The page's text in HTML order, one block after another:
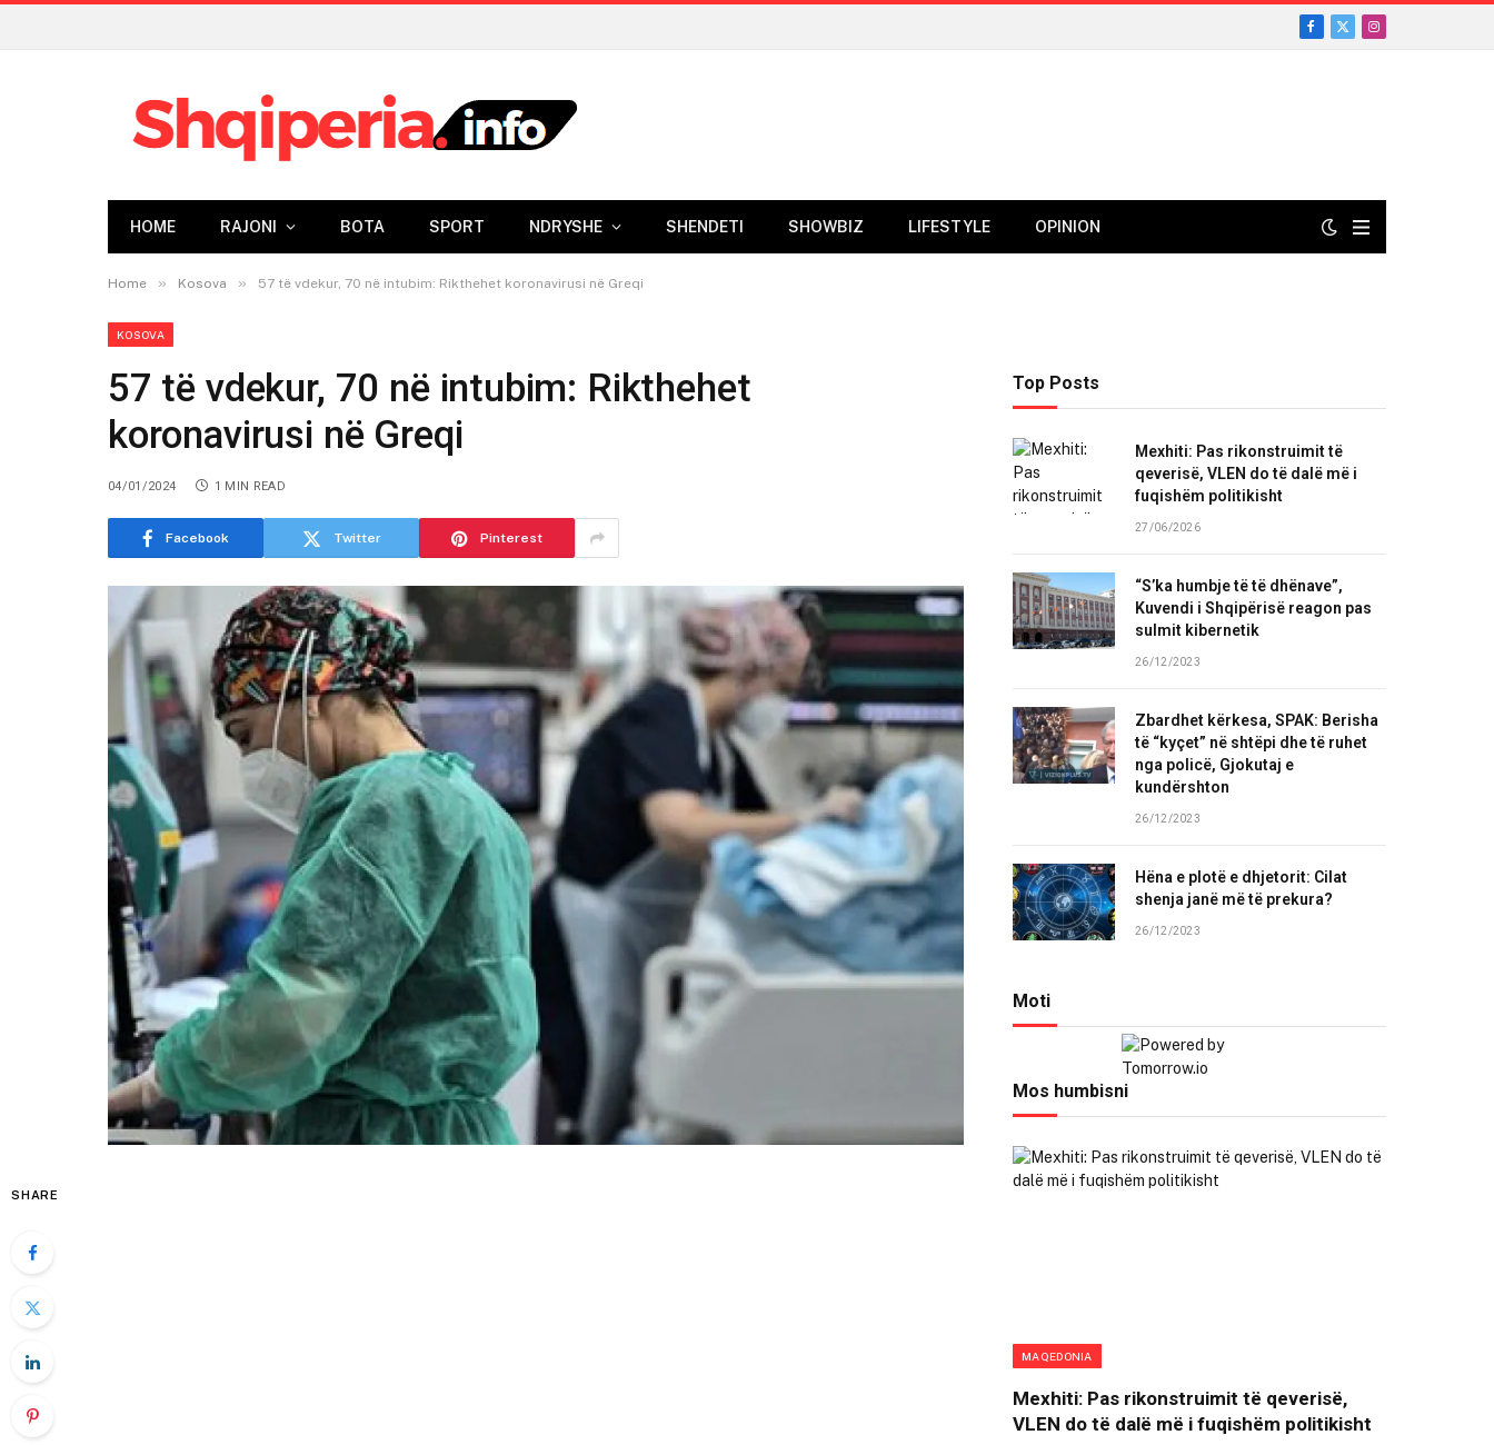
Facebook
X
Instagram
HOME RAJONI BOTA SPORT NDRYSHE SHENDETI SHOWBIZ LIFESTYLE OPINION
Home » Kosova » 57 të vdekur, 70 në intubim: Rikthehet koronavirusi në Greqi
KOSOVA
57 të vdekur, 70 në intubim: Rikthehet
koronavirusi në Greqi
04/01/2024 1 MIN READ
Facebook Twitter Pinterest
SHARE
Top Posts
Mexhiti: Pas rikonstruimit të
qeverisë, VLEN do të dalë më i
fuqishëm politikisht
27/06/2026
“S’ka humbje të të dhënave”,
Kuvendi i Shqipërisë reagon pas
sulmit kibernetik
26/12/2023
Zbardhet kërkesa, SPAK: Berisha
të “kyçet” në shtëpi dhe të ruhet
nga policë, Gjokutaj e
kundërshton
26/12/2023
Hëna e plotë e dhjetorit: Cilat
shenja janë më të prekura?
26/12/2023
Moti
Mos humbisni
MAQEDONIA
Mexhiti: Pas rikonstruimit të qeverisë,
VLEN do të dalë më i fuqishëm politikisht